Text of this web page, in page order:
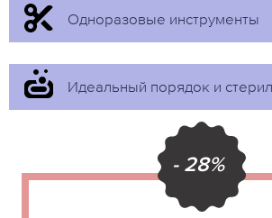
Одноразовые инструменты
Идеальный порядок и
- 28%